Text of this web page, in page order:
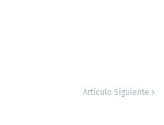
Artículo Siguiente